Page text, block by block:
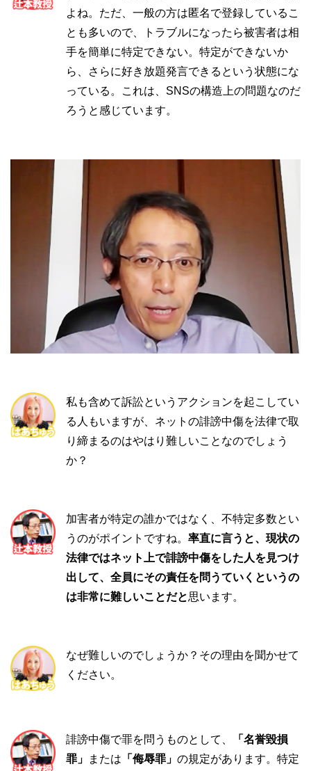
よね。ただ、一般の方は匿名で登録しているこ
とも多いので、トラブルになったら被害者は相
手を簡単に特定できない。特定ができないか
ら、さらに好き放題発言できるという状態にな
っている。これは、SNSの構造上の問題なのだ
ろうと感じています。
私も含めて訴訟というアクションを起こしてい
る人もいますが、ネットの誹謗中傷を法律で取
り締まるのはやはり難しいことなのでしょう
か？
加害者が特定の誰かではなく、不特定多数とい
うのがポイントですね。 率直に言うと、現状の
法律ではネット上で誹謗中傷をした人を見つけ
出して、全員にその責任を問うていくというの
は非常に難しいことだと思います。
なぜ難しいのでしょうか？その理由を聞かせて
ください。
誹謗中傷で罪を問うものとして、
「名誉毀損
罪」
または 「侮辱罪」 の規定があります。特定